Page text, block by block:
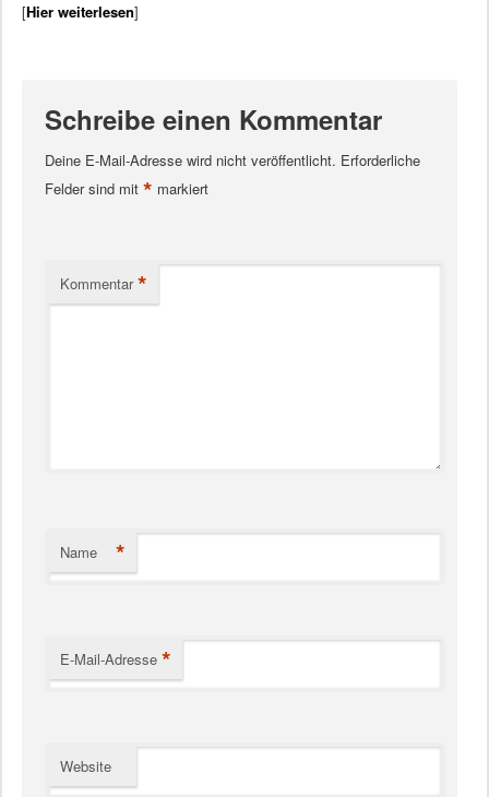
[Hier weiterlesen]
Schreibe einen Kommentar
Deine E-Mail-Adresse wird nicht veröffentlicht. Erforderliche
Felder sind mit * markiert
Kommentar *
Name *
E-Mail-Adresse *
Website